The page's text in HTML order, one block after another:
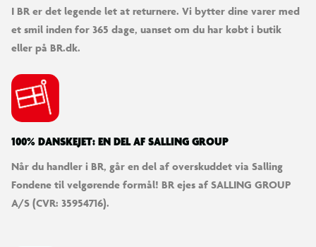
I BR er det legende let at returnere. Vi bytter dine varer med
et smil inden for 365 dage, uanset om du har købt i butik
eller på BR.dk.
100% DANSKEJET: EN DEL AF SALLING GROUP
Når du handler i BR, går en del af overskuddet via Salling
Fondene til velgørende formål! BR ejes af SALLING GROUP
A/S (CVR: 35954716).